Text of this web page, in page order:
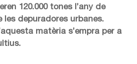
120.000 tones l’any de
depuradores urbanes.
matèria s’empra per a